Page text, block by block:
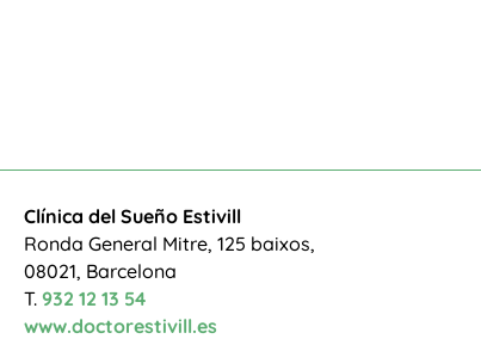
Clínica del Sueño Estivill
Ronda General Mitre, 125 baixos,
08021, Barcelona
T. 932 12 13 54
www.doctorestivill.es